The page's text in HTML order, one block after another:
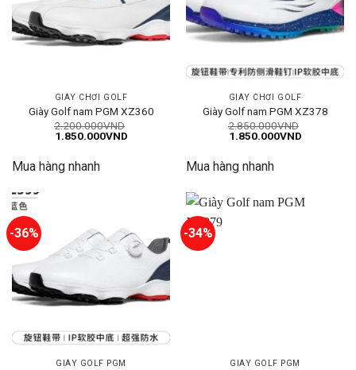
GIÀY CHƠI GOLF
Giày Golf nam PGM XZ360
2.200.000VND
Giá
2.200.000VND.
1.850.000VNDGiá
Mua hàng nhanh
GIÀY CHƠI GOLF
Giày Golf nam PGM XZ378
2.850.000VND
Giá
2.850.000VND.
1.850.000VNDGiá
Mua hàng nhanh
-36%
GIÀY GOLF PGM
-34%
GIÀY GOLF PGM